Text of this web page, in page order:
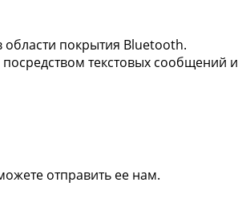
области покрытия Bluetooth.
текстовых сообщений и
отправить ее нам.